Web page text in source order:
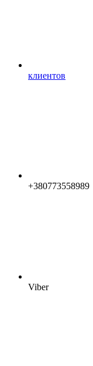
клиентов
+380773558989
Viber